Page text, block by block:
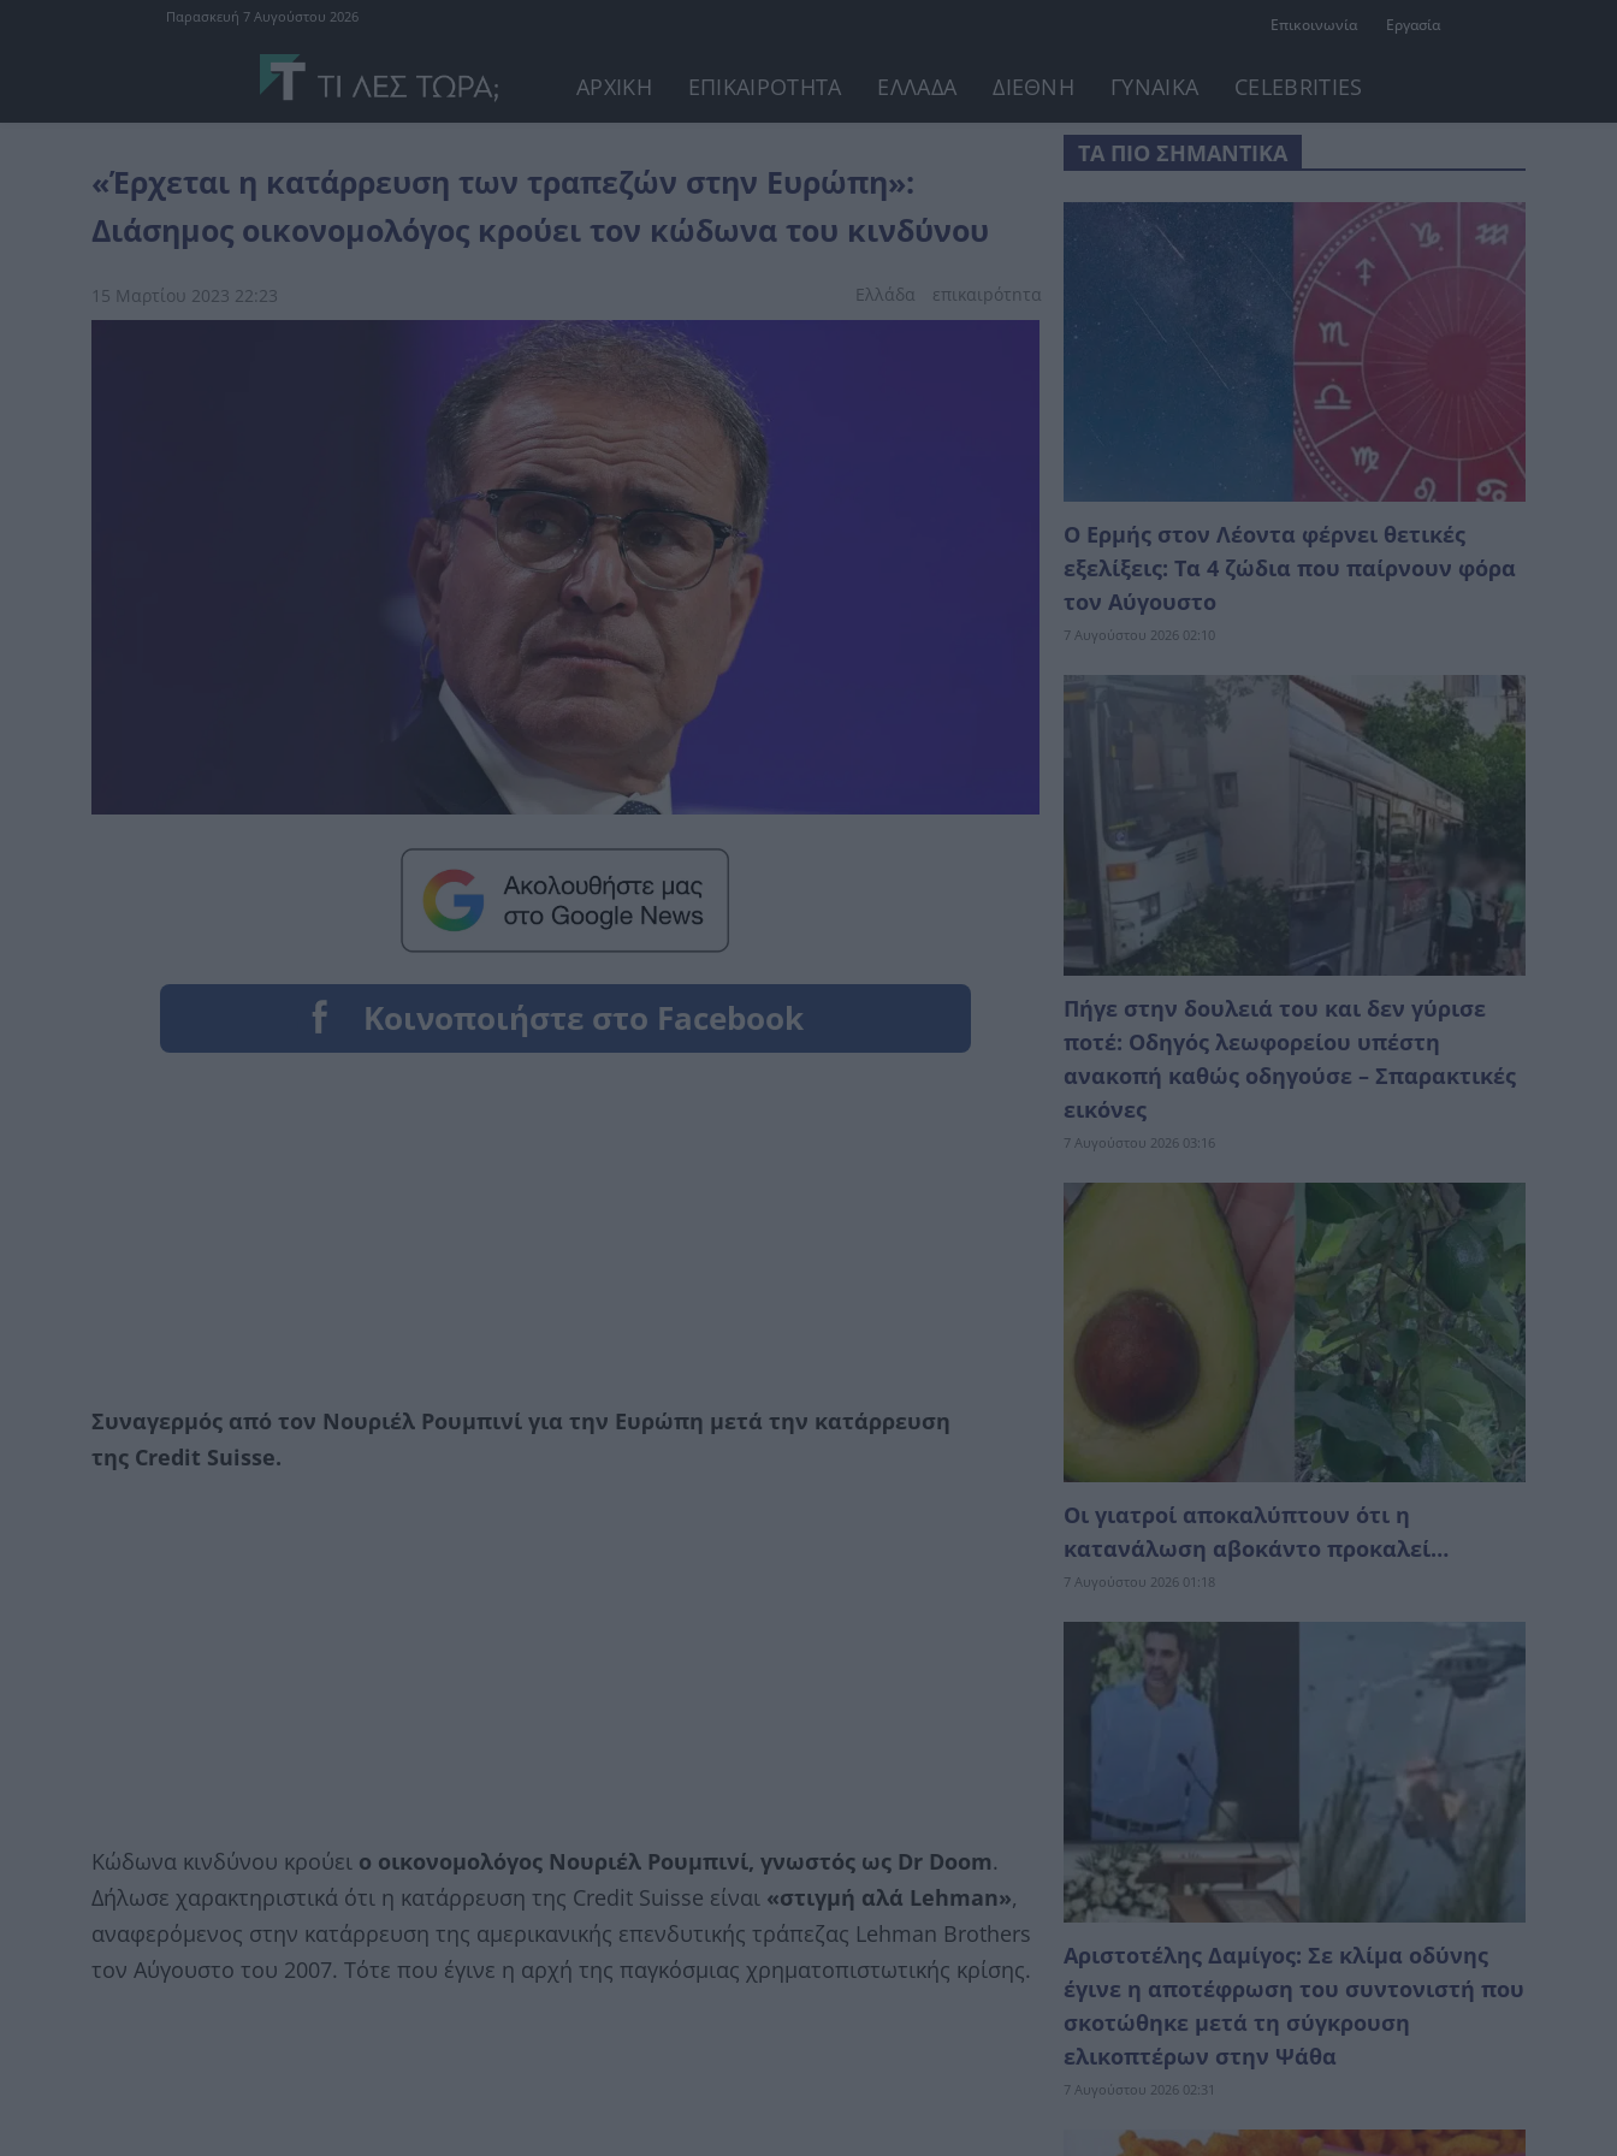
Επικοινωνία Εργασία
Παρασκευή 7 Αυγούστου 2026
ΑΡΧΙΚΗ ΕΠΙΚΑΙΡΟΤΗΤΑ ΕΛΛΑΔΑ ΔΙΕΘΝΗ ΓΥΝΑΙΚΑ CELEBRITIES
«Έρχεται η κατάρρευση των τραπεζών στην Ευρώπη»:
Διάσημος οικονομολόγος κρούει τον κώδωνα του κινδύνου
15 Μαρτίου 2023 22:23 Ελλάδα επικαιpότnτα
Συναγερμός από τον Νουριέλ Ρουμπινί για την Ευρώπη μετά την κατάρρευση
της Credit Suisse.
Κώδωνα κινδύνου κρούει ο οικονομολόγος Νουριέλ Ρουμπινί, γνωστός ως Dr Doom.
Δήλωσε χαρακτηριστικά ότι η κατάρρευση της Credit Suisse είναι «στιγμή αλά Lehman»,
αναφερόμενος στην κατάρρευση της αμερικανικής επενδυτικής τράπεζας Lehman Brothers
τον Αύγουστο του 2007. Τότε που έγινε η αρχή της παγκόσμιας χρηματοπιστωτικής κρίσης.
ΤΑ ΠΙΟ ΣΗΜΑΝΤΙΚΑ
Ο Ερμής στον Λέοντα φέρνει θετικές
εξελίξεις: Τα 4 ζώδια που παίρνουν φόρα
τον Αύγουστο
7 Αυγούστου 2026 02:10
Πήγε στην δουλειά του και δεν γύρισε
ποτέ: Οδηγός λεωφορείου υπέστη
ανακοπή καθώς οδηγούσε – Σπαρακτικές
εικόνες
7 Αυγούστου 2026 03:16
Οι γιατροί αποκαλύπτουν ότι η
κατανάλωση αβοκάντο προκαλεί…
7 Αυγούστου 2026 01:18
Αριστοτέλης Δαμίγος: Σε κλίμα οδύνης
έγινε η αποτέφρωση του συντονιστή που
σκοτώθηκε μετά τη σύγκρουση
ελικοπτέρων στην Ψάθα
7 Αυγούστου 2026 02:31